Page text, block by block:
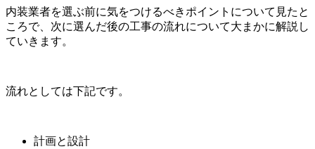
内装業者を選ぶ前に気をつけるべきポイントについて見たと
ころで、次に選んだ後の工事の流れについて大まかに解説し
ていきます。
流れとしては下記です。
計画と設計